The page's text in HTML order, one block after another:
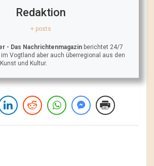
Redaktion
+ posts
- Das Nachrichtenmagazin berichtet 24/7
Vogtland aber auch überregional aus den
und Kultur.